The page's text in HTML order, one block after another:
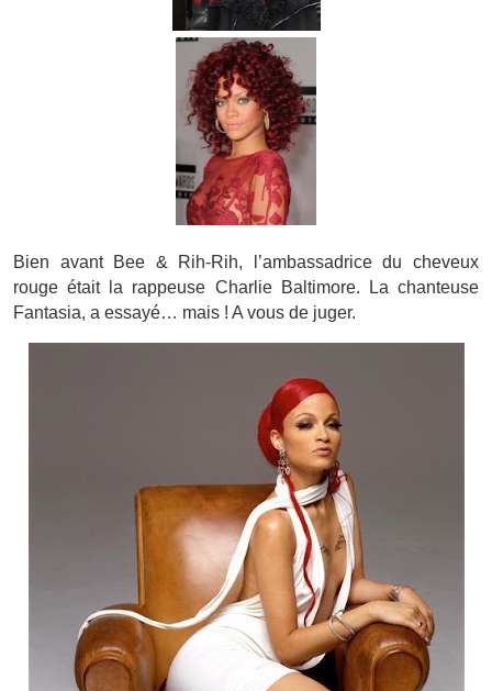
Bien avant Bee & Rih-Rih, l’ambassadrice du cheveux
rouge était la rappeuse Charlie Baltimore. La chanteuse
Fantasia, a essayé… mais ! A vous de juger.